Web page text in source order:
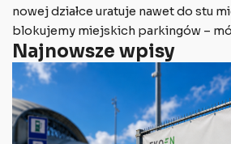
nowej działce uratuje nawet do stu
blokujemy miejskich parkingów –
Najnowsze wpisy